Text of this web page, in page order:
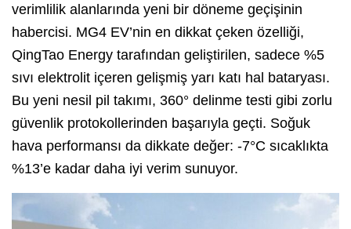
verimlilik alanlarında yeni bir döneme geçişinin
habercisi. MG4 EV’nin en dikkat çeken özelliği,
QingTao Energy tarafından geliştirilen, sadece %5
sıvı elektrolit içeren gelişmiş yarı katı hal bataryası.
Bu yeni nesil pil takımı, 360° delinme testi gibi zorlu
güvenlik protokollerinden başarıyla geçti. Soğuk
hava performansı da dikkate değer: -7°C sıcaklıkta
%13’e kadar daha iyi verim sunuyor.